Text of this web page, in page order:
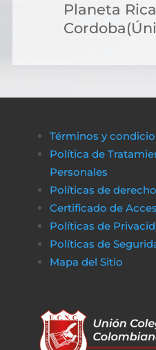
Planeta
Términos y
Política de
Personales
Políticas de
Certificado de
Políticas de
Políticas de
Mapa del Sitio